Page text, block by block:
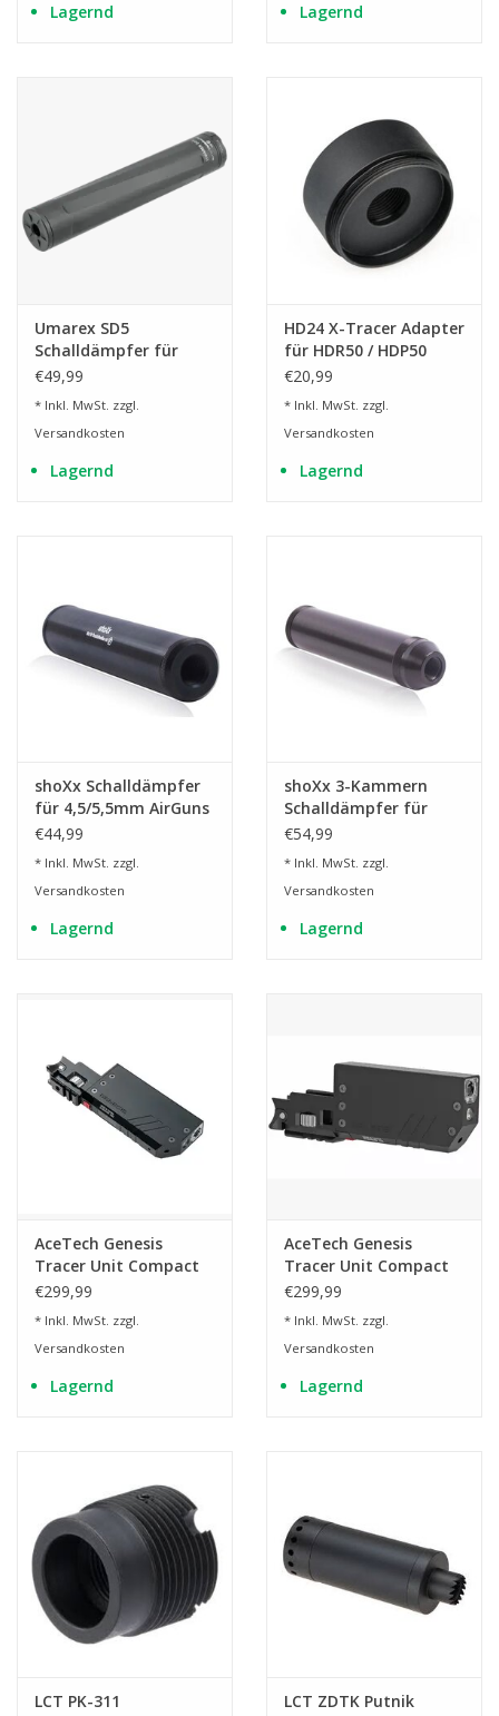
Lagernd Lagernd
Umarex SD5
Schalldämpfer für
AirGuns
€49,99
* Inkl. MwSt. zzgl.
Versandkosten
Lagernd
HD24 X-Tracer Adapter
für HDR50 / HDP50
€20,99
* Inkl. MwSt. zzgl.
Versandkosten
Lagernd
shoXx Schalldämpfer
für 4,5/5,5mm AirGuns
- 1/2-20UNF
€44,99
* Inkl. MwSt. zzgl.
Versandkosten
Lagernd
shoXx 3-Kammern
Schalldämpfer für
4,5/5,5mm AirGuns -
€54,99
* Inkl. MwSt. zzgl.
Versandkosten
Lagernd
AceTech Genesis
Tracer Unit Compact
G19
€299,99
* Inkl. MwSt. zzgl.
Versandkosten
Lagernd
AceTech Genesis
Tracer Unit Compact
G17
€299,99
* Inkl. MwSt. zzgl.
Versandkosten
Lagernd
LCT PK-311
LCT ZDTK Putnik